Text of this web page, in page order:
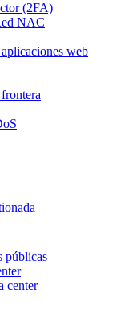
(2FA)
NAC
web
públicas
center